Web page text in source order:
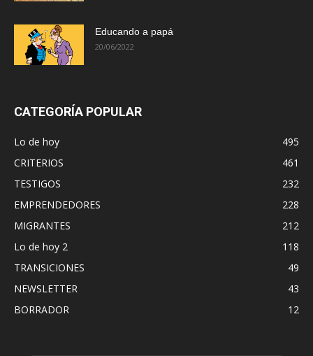
Educando a papá
20/06/2022
CATEGORÍA POPULAR
Lo de hoy
495
CRITERIOS
461
TESTIGOS
232
EMPRENDEDORES
228
MIGRANTES
212
Lo de hoy 2
118
TRANSICIONES
49
NEWSLETTER
43
BORRADOR
12